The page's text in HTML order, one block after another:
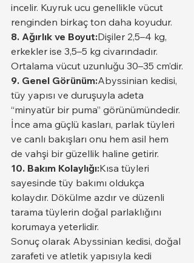
incelir. Kuyruk ucu genellikle vücut
renginden birkaç ton daha koyudur.
8. Ağırlık ve Boyut:Dişiler 2,5–4 kg,
erkekler ise 3,5–5 kg civarındadır.
Ortalama vücut uzunluğu 30–35 cm’dir.
9. Genel Görünüm:Abyssinian kedisi,
tüy yapısı ve duruşuyla adeta
“minyatür bir puma” görünümündedir.
İnce ama güçlü kasları, parlak tüyleri
ve canlı bakışları onu hem asil hem
de vahşi bir güzellik haline getirir.
10. Bakım Kolaylığı:Kısa tüyleri
sayesinde tüy bakımı oldukça
kolaydır. Dökülme azdır ve düzenli
tarama tüylerin doğal parlaklığını
korumaya yeterlidir.
Sonuç olarak Abyssinian kedisi, doğal
zarafeti ve atletik yapısıyla kedi